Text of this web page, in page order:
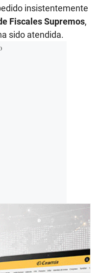
insistentemente
Fiscales Supremos,
sido atendida.